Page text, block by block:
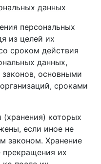
данных
персональных
из целей их
сроком действия
данных,
основными
сроками
(хранения) которых
если иное не
законом. Хранение
прекращения их